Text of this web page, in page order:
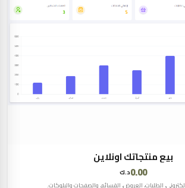
بيع منتجاتك اونلاين
0.00د.ك
الطلبات، العروض، القسائم، والصفحات والبلوكات.